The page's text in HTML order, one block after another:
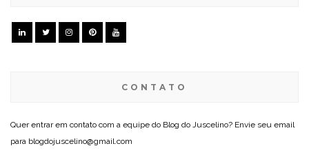
CONTATO
Quer entrar em contato com a equipe do Blog do Juscelino? Envie seu email
para blogdojuscelino@gmail.com